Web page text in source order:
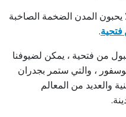
يحبون المدن الضخمة الصاخبة
.
من فتحية ، يمكن لضيوفنا
، والتي ستمر بجدران
والعديد من المعالم